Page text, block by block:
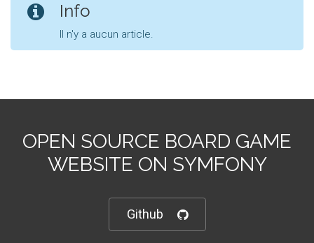
Info
Il n'y a aucun article.
OPEN SOURCE BOARD GAME
WEBSITE ON SYMFONY
Github